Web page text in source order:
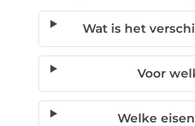
Wat is het
Voor
Welke